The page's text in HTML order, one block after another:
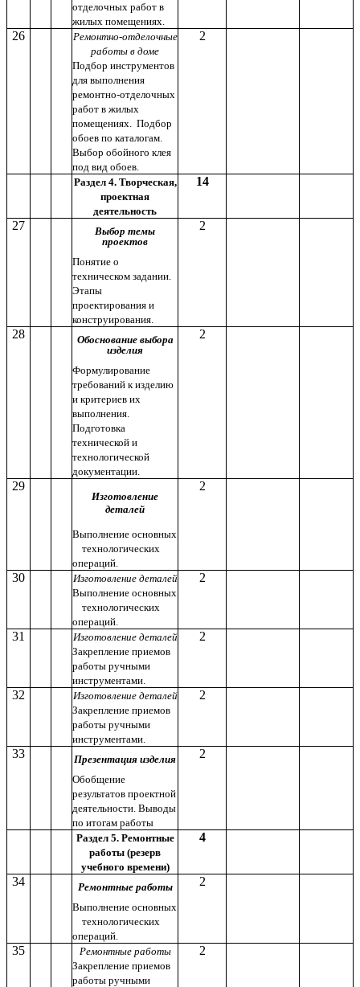
отделочных работ в
жилых помещениях.
26
Ремонтно-отделочные
работы в доме
Подбор инструментов
для выполнения
ремонтно-отделочных
работ в жилых
помещениях. Подбор
обоев по каталогам.
Выбор обойного клея
под вид обоев.
2
Раздел 4. Творческая,
проектная
деятельность
14
27
Выбор темы
проектов
Понятие о
техническом задании.
Этапы
проектирования и
конструирования.
2
28
Обоснование выбора
изделия
Формулирование
требований к изделию
и критериев их
выполнения.
Подготовка
технической и
технологической
документации.
2
29
Изготовление
деталей
Выполнение основных
технологических
операций.
2
30
Изготовление деталей
Выполнение основных
технологических
операций.
2
31
Изготовление деталей
Закрепление приемов
работы ручными
инструментами.
2
32
Изготовление деталей
Закрепление приемов
работы ручными
инструментами.
2
33
Презентация изделия
Обобщение
результатов проектной
деятельности. Выводы
по итогам работы
2
Раздел 5. Ремонтные
работы (резерв
учебного времени)
4
34
Ремонтные работы
Выполнение основных
технологических
операций.
2
35
Ремонтные работы
Закрепление приемов
работы ручными
2